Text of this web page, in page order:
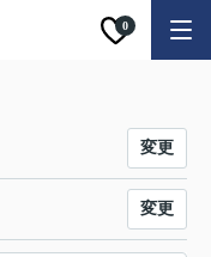
0
変更
変更